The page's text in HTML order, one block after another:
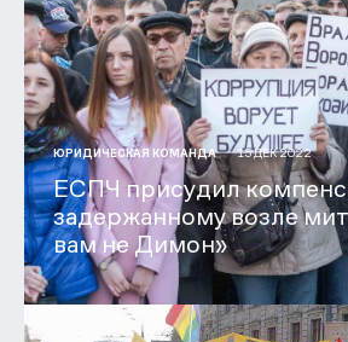
ЮРИДИЧЕСКАЯ КОМАНДА 15 ДЕК 2022
ЕСПЧ присудил
задержанному возле
вам не Димон»